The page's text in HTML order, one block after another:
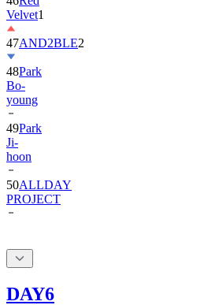
47AND2BLE
48Park
Bo-
young
49Park
Ji-
hoon
50ALLDAY
PROJECT
DAY6